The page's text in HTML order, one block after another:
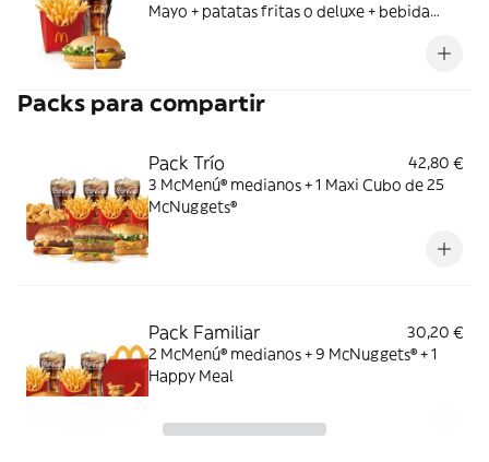
Mayo + patatas fritas o deluxe + bebida
Packs para compartir
Pack Trío
42,80 €
3 McMenú® medianos + 1 Maxi Cubo de 25
McNuggets®
Pack Familiar
30,20 €
2 McMenú® medianos + 9 McNuggets® + 1
Happy Meal